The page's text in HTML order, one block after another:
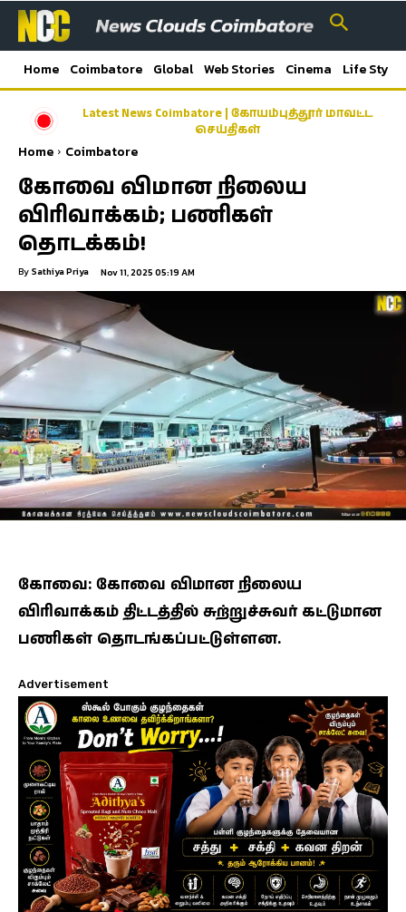
Home Coimbatore Global Web Stories Cinema Life Style
Latest News Coimbatore | கோயம்புத்தூர் மாவட்ட
செய்திகள்
Home Coimbatore
கோவை விமான நிலைய
விரிவாக்கம்; பணிகள்
தொடக்கம்!
By Sathiya Priya Nov 11, 2025 05:19 AM
கோவை: கோவை விமான நிலைய
விரிவாக்கம் திட்டத்தில் சுற்றுச்சுவர் கட்டுமான
பணிகள் தொடங்கப்பட்டுள்ளன.
Advertisement